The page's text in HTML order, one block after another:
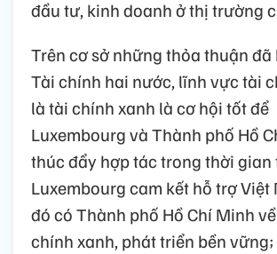
đầu tư, kinh doanh ở thị trường
Trên cơ sở những thỏa thuận đã
Tài chính hai nước, lĩnh vực tài
là tài chính xanh là cơ hội tốt để
Luxembourg và Thành phố Hồ
thúc đẩy hợp tác trong thời gian
Luxembourg cam kết hỗ trợ Việt
đó có Thành phố Hồ Chí Minh
chính xanh, phát triển bền